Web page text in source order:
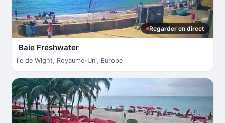
Regarder en direct
Baie Freshwater
Île de Wight, Royaume-Uni, Europe